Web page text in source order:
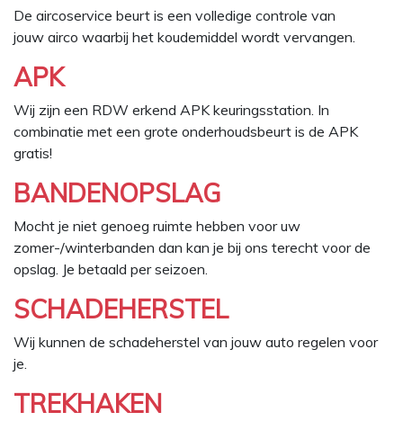
De aircoservice beurt is een volledige controle van
jouw airco waarbij het koudemiddel wordt vervangen.
APK
Wij zijn een RDW erkend APK keuringsstation. In
combinatie met een grote onderhoudsbeurt is de APK
gratis!
BANDENOPSLAG
Mocht je niet genoeg ruimte hebben voor uw
zomer-/winterbanden dan kan je bij ons terecht voor de
opslag. Je betaald per seizoen.
SCHADEHERSTEL
Wij kunnen de schadeherstel van jouw auto regelen voor
je.
TREKHAKEN